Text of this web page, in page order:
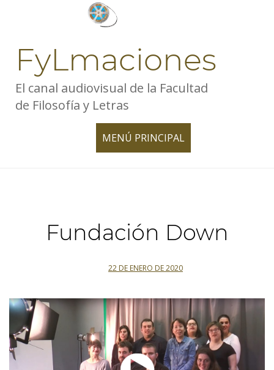
FyLmaciones
El canal audiovisual de la Facultad
de Filosofía y Letras
MENÚ PRINCIPAL
TOGGLE
Fundación Down
22 DE ENERO DE 2020